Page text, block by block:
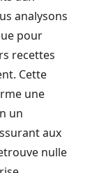
analysons
pour
recettes
Cette
une
un
aux
nulle